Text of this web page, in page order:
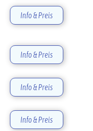
Info & Preis
Info & Preis
Info & Preis
Info & Preis